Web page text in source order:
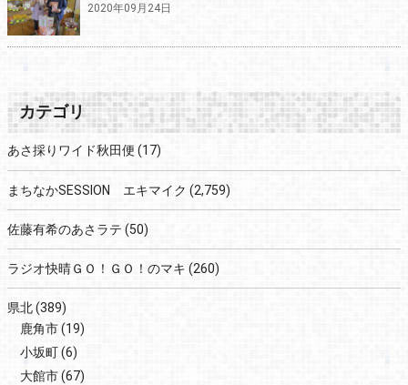
2020年09月24日
カテゴリ
あさ採りワイド秋田便 (17)
まちなかSESSION エキマイク (2,759)
佐藤有希のあさラテ (50)
ラジオ快晴ＧＯ！ＧＯ！のマキ (260)
県北(389)
鹿角市(19)
小坂町(6)
大館市(67)